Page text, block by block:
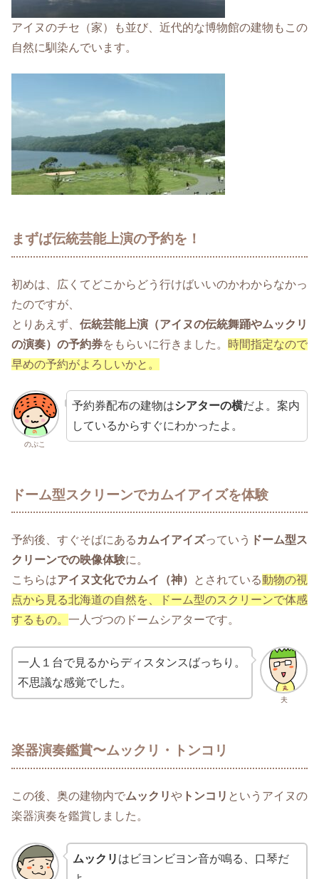
アイヌのチセ（家）も並び、近代的な博物館の建物もこの
自然に馴染んでいます。
まずば伝統芸能上演の予約を！
初めは、広くてどこからどう行けばいいのかわからなかっ
たのですが、
とりあえず、 伝統芸能上演（アイヌの伝統舞踊やムックリ
の演奏）の予約券をもらいに行きました。 時間指定なので
早めの予約がよろしいかと。
のぷこ
予約券配布の建物はシアターの横だよ。案内
しているからすぐにわかったよ。
ドーム型スクリーンでカムイアイズを体験
予約後、すぐそばにある カムイアイズっていう
ドーム型ス
クリーンでの映像体験に。
こちらはアイヌ文化でカムイ（神） とされている動物の視
点から見る北海道の自然を、ドーム型のスクリーンで体感
するもの。 一人づつのドームシアターです。
夫
一人１台で見るからディスタンスばっちり。
不思議な感覚でした。
楽器演奏鑑賞〜ムックリ・トンコリ
この後、奥の建物内でムックリや トンコリ というアイヌの
楽器演奏を鑑賞しました。
ムックリ はビヨンビヨン音が鳴る、口琴だ